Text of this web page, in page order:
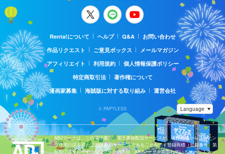
Renta!について ヘルプ Q&A
お問い合わせ
作品リクエスト
ご意見ボックス
メールマガジン
アフィリエイト
利用規約
個人情報保護ポリシー
特定商取引法
著作権について
漫画家募集
海賊版に対する取り組み 運営会社
© PAPYLESS
ABJマークは、この電子書店・電子書籍配信サービスが、著作権者からコンテン
ツ使用許諾を得た正規版配信サービスであることを示す登録商標（登録番号 第
6091713号）です。ABJマークの詳細、ABJマークを掲示しているサービスの一